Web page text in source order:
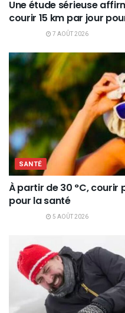
Une étude sérieuse
courir 15 km par jour
7 AOÛT 2026
SANTÉ
À partir de 30 °C, courir
pour la santé
5 AOÛT 2026